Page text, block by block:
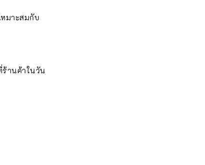
มาะสมกับ
ร้านค้าในวัน